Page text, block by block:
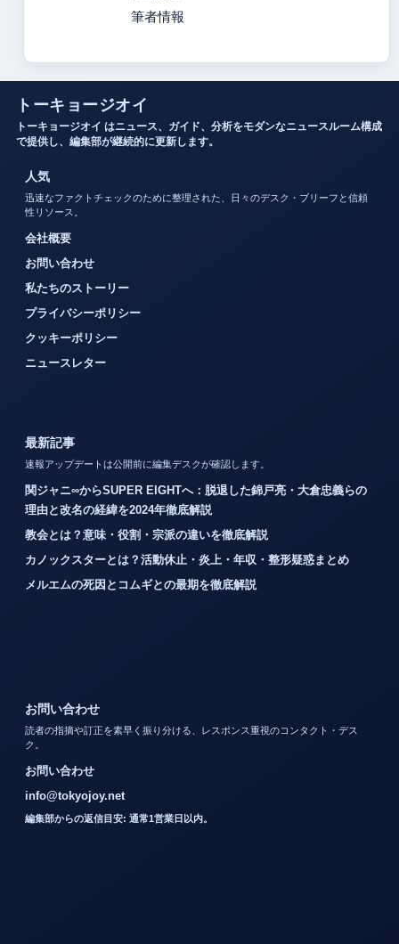
筆者情報
トーキョージオイ
トーキョージオイ はニュース、ガイド、分析をモダンなニュースルーム構成
で提供し、編集部が継続的に更新します。
人気
迅速なファクトチェックのために整理された、日々のデスク・ブリーフと信頼
性リソース。
会社概要
お問い合わせ
私たちのストーリー
プライバシーポリシー
クッキーポリシー
ニュースレター
最新記事
速報アップデートは公開前に編集デスクが確認します。
関ジャニ∞からSUPER EIGHTへ：脱退した錦戸亮・大倉忠義らの
理由と改名の経緯を2024年徹底解説
教会とは？意味・役割・宗派の違いを徹底解説
カノックスターとは？活動休止・炎上・年収・整形疑惑まとめ
メルエムの死因とコムギとの最期を徹底解説
お問い合わせ
読者の指摘や訂正を素早く振り分ける、レスポンス重視のコンタクト・デス
ク。
お問い合わせ
info@tokyojoy.net
編集部からの返信目安: 通常1営業日以内。